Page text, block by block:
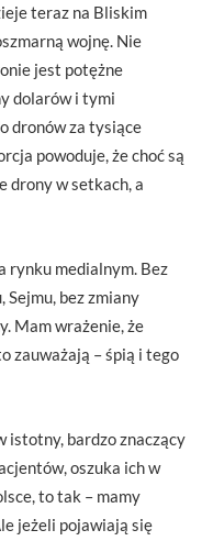
teraz na Bliskim
wojnę. Nie
jest potężne
dolarów i tymi
dronów za tysiące
powoduje, że choć są
drony w setkach, a
rynku medialnym. Bez
Sejmu, bez zmiany
Mam wrażenie, że
zauważają – śpią i tego
istotny, bardzo znaczący
oszuka ich w
to tak – mamy
jeżeli pojawiają się